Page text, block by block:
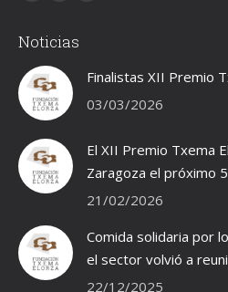
opens
in
new
window
opens
in
new
window
in
Noticias
Finalistas XII Premio
03/03/2026
El XII Premio Txema
Zaragoza el próximo
21/02/2026
Comida solidaria por
el sector volvió a
22/12/2025